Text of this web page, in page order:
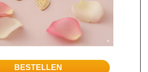
BESTELLEN